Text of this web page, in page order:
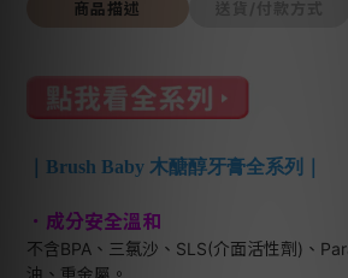
商品描述
｜Brush Baby 木醣醇牙膏全系列
．成分安全溫和
不含BPA、三氯沙、SLS(介面活性劑)、
油、重金屬。